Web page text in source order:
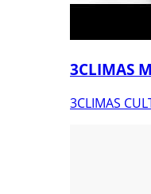
3CLIMAS
3CLIMAS